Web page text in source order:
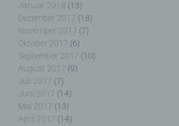
Januar 2018 (13)
Dezember 2017 (18)
November 2017 (7)
Oktober 2017 (6)
September 2017 (10)
August 2017 (9)
Juli 2017 (7)
Juni 2017 (14)
Mai 2017 (13)
April 2017 (14)
Maßnahmen unterliegen, die
die personenbezogenen
identifizierten oder
Person zugewiesen werden.
g) Verantwortlicher oder für die
Verantwortlicher